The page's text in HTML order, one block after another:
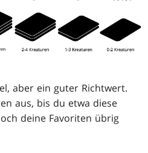
aber ein guter Richtwert.
aus, bis du etwa diese
deine Favoriten übrig